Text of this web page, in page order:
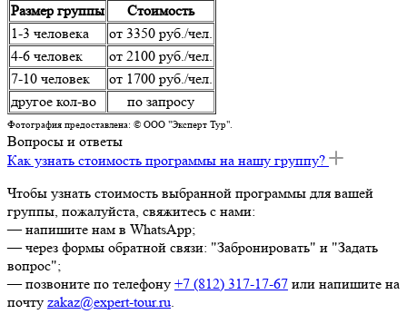
Размер группы
Стоимость
1-3 человека
от 3350 руб./чел.
4-6 человек
от 2100 руб./чел.
7-10 человек
от 1700 руб./чел.
другое кол-во
по запросу
Фотография предоставлена: © ООО "Эксперт Тур".
Вопросы и ответы
Как узнать стоимость программы на нашу группу?
Чтобы узнать стоимость выбранной программы для вашей
группы, пожалуйста, свяжитесь с нами:
— напишите нам в WhatsApp;
— через формы обратной связи: "Забронировать" и "Задать
вопрос";
— позвоните по телефону +7 (812) 317-17-67 или напишите на
почту zakaz@expert-tour.ru.